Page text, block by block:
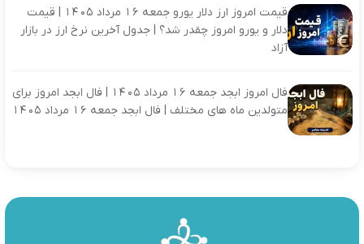
قیمت امروز ارز دلار یورو جمعه 16 مرداد 1405 | قیمت
دلار و یورو امروز چقدر شد؟ | جدول آخرین نرخ ارز در بازار
آزاد
فال امروز ابجد جمعه 16 مرداد 1405 | فال ابجد امروز برای
متولدین ماه های مختلف | فال ابجد جمعه 16 مرداد 1405